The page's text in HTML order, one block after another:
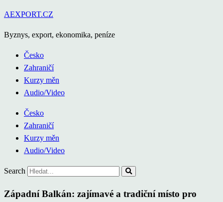
Přejít
obsahu
AEXPORT.CZ
Byznys, export, ekonomika, peníze
Česko
Zahraničí
Kurzy měn
Audio/Video
Česko
Zahraničí
Kurzy měn
Audio/Video
Search
Západní Balkán: zajímavé a tradiční místo pro